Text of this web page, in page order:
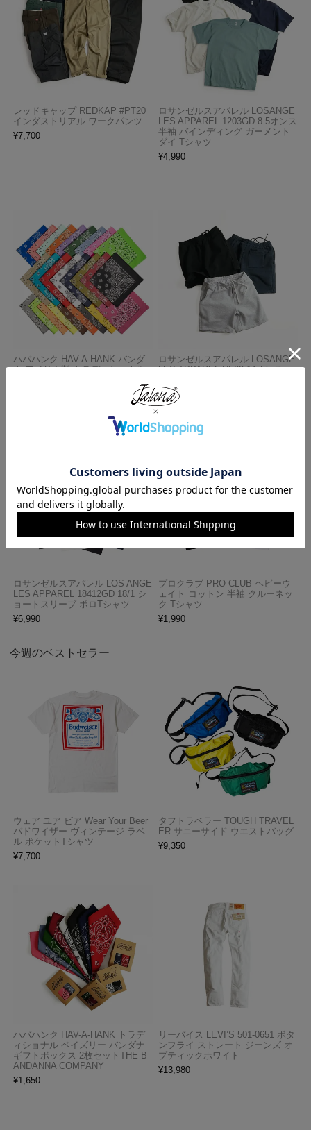
レッドキャップ REDKAP #PT20
インダストリアル ワークパンツ
¥7,700
ロサンゼルスアパレル LOSANGE
LES APPAREL 1203GD 8.5オンス
半袖 バインディング ガーメント
ダイ Tシャツ
¥4,990
ハバハンク HAV-A-HANK バンダ
ナ アメリカ製 トラディショナル
ロサンゼルスアパレル LOSANGE
LES APPAREL HF02 14オンス ヘ
¥5,990
ロサンゼルスアパレル LOS ANGE
LES APPAREL 18412GD 18/1 シ
ョートスリーブ ポロTシャツ
¥6,990
プロクラブ PRO CLUB ヘビーウ
ェイト コットン 半袖 クルーネッ
ク Tシャツ
¥1,990
今週のベストセラー
ウェア ユア ビア Wear Your Beer
バドワイザー ヴィンテージ ラベ
ル ポケットTシャツ
¥7,700
タフトラベラー TOUGH TRAVEL
ER サニーサイド ウエストバッグ
¥9,350
ハバハンク HAV-A-HANK トラデ
ィショナル ペイズリー バンダナ
ギフトボックス 2枚セットTHE B
ANDANNA COMPANY
¥1,650
リーバイス LEVI’S 501-0651 ボタ
ンフライ ストレート ジーンズ オ
プティックホワイト
¥13,980